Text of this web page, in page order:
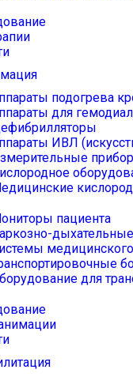
подогрева
для
ИВЛ
пациента
для